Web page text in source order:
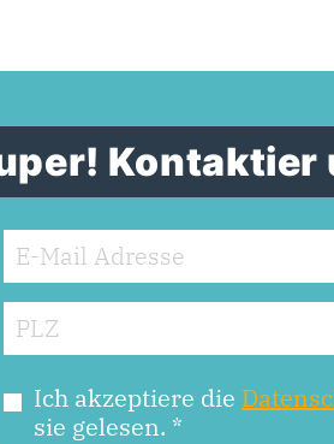
Kontaktier
Ich akzeptiere die
sie gelesen. *